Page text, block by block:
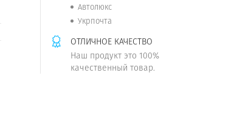
Автолюкс
Укрпочта
ОТЛИЧНОЕ КАЧЕСТВО
Наш продукт это 100%
качественный товар.